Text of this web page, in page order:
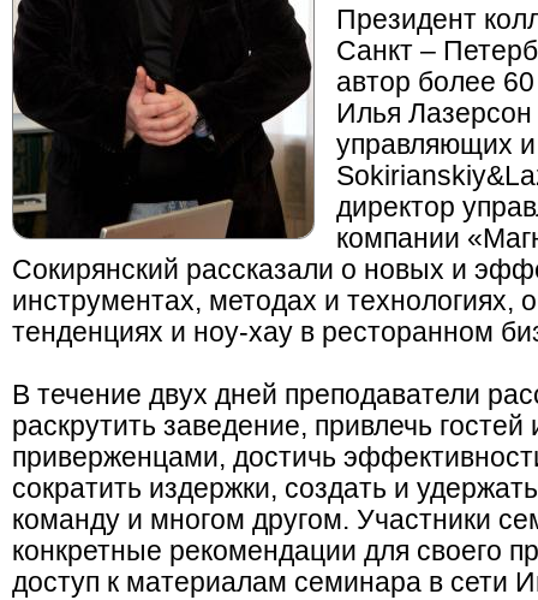
Президент
Санкт –
автор более
Илья
управляющих
директор
компании
Сокирянский рассказали о новых и
инструментах, методах и технологиях,
тенденциях и ноу-хау в ресторанном
В течение двух дней преподаватели
раскрутить заведение, привлечь
приверженцами, достичь
сократить издержки, создать и
команду и многом другом. Участники
конкретные рекомендации для своего
доступ к материалам семинара в сети